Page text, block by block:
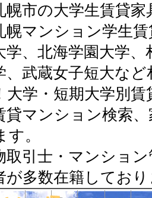
幌市の大学生賃貸
マンション学生賃
学、北海学園大学
、武蔵女子短大な
大学・短期大学別
貸マンション検索
す。
取引士・マンショ
が多数在籍してお